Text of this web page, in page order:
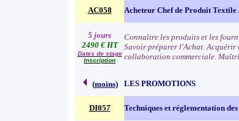
AC058 Acheteur Chef de Produit
5 jours
2490 € HT
Dates de stage
Inscription
Connaître les produits et les
Savoir préparer l'Achat. Acquérir
collaboration commerciale.
(moins) LES PROMOTIONS
DI057 Techniques et réglementation